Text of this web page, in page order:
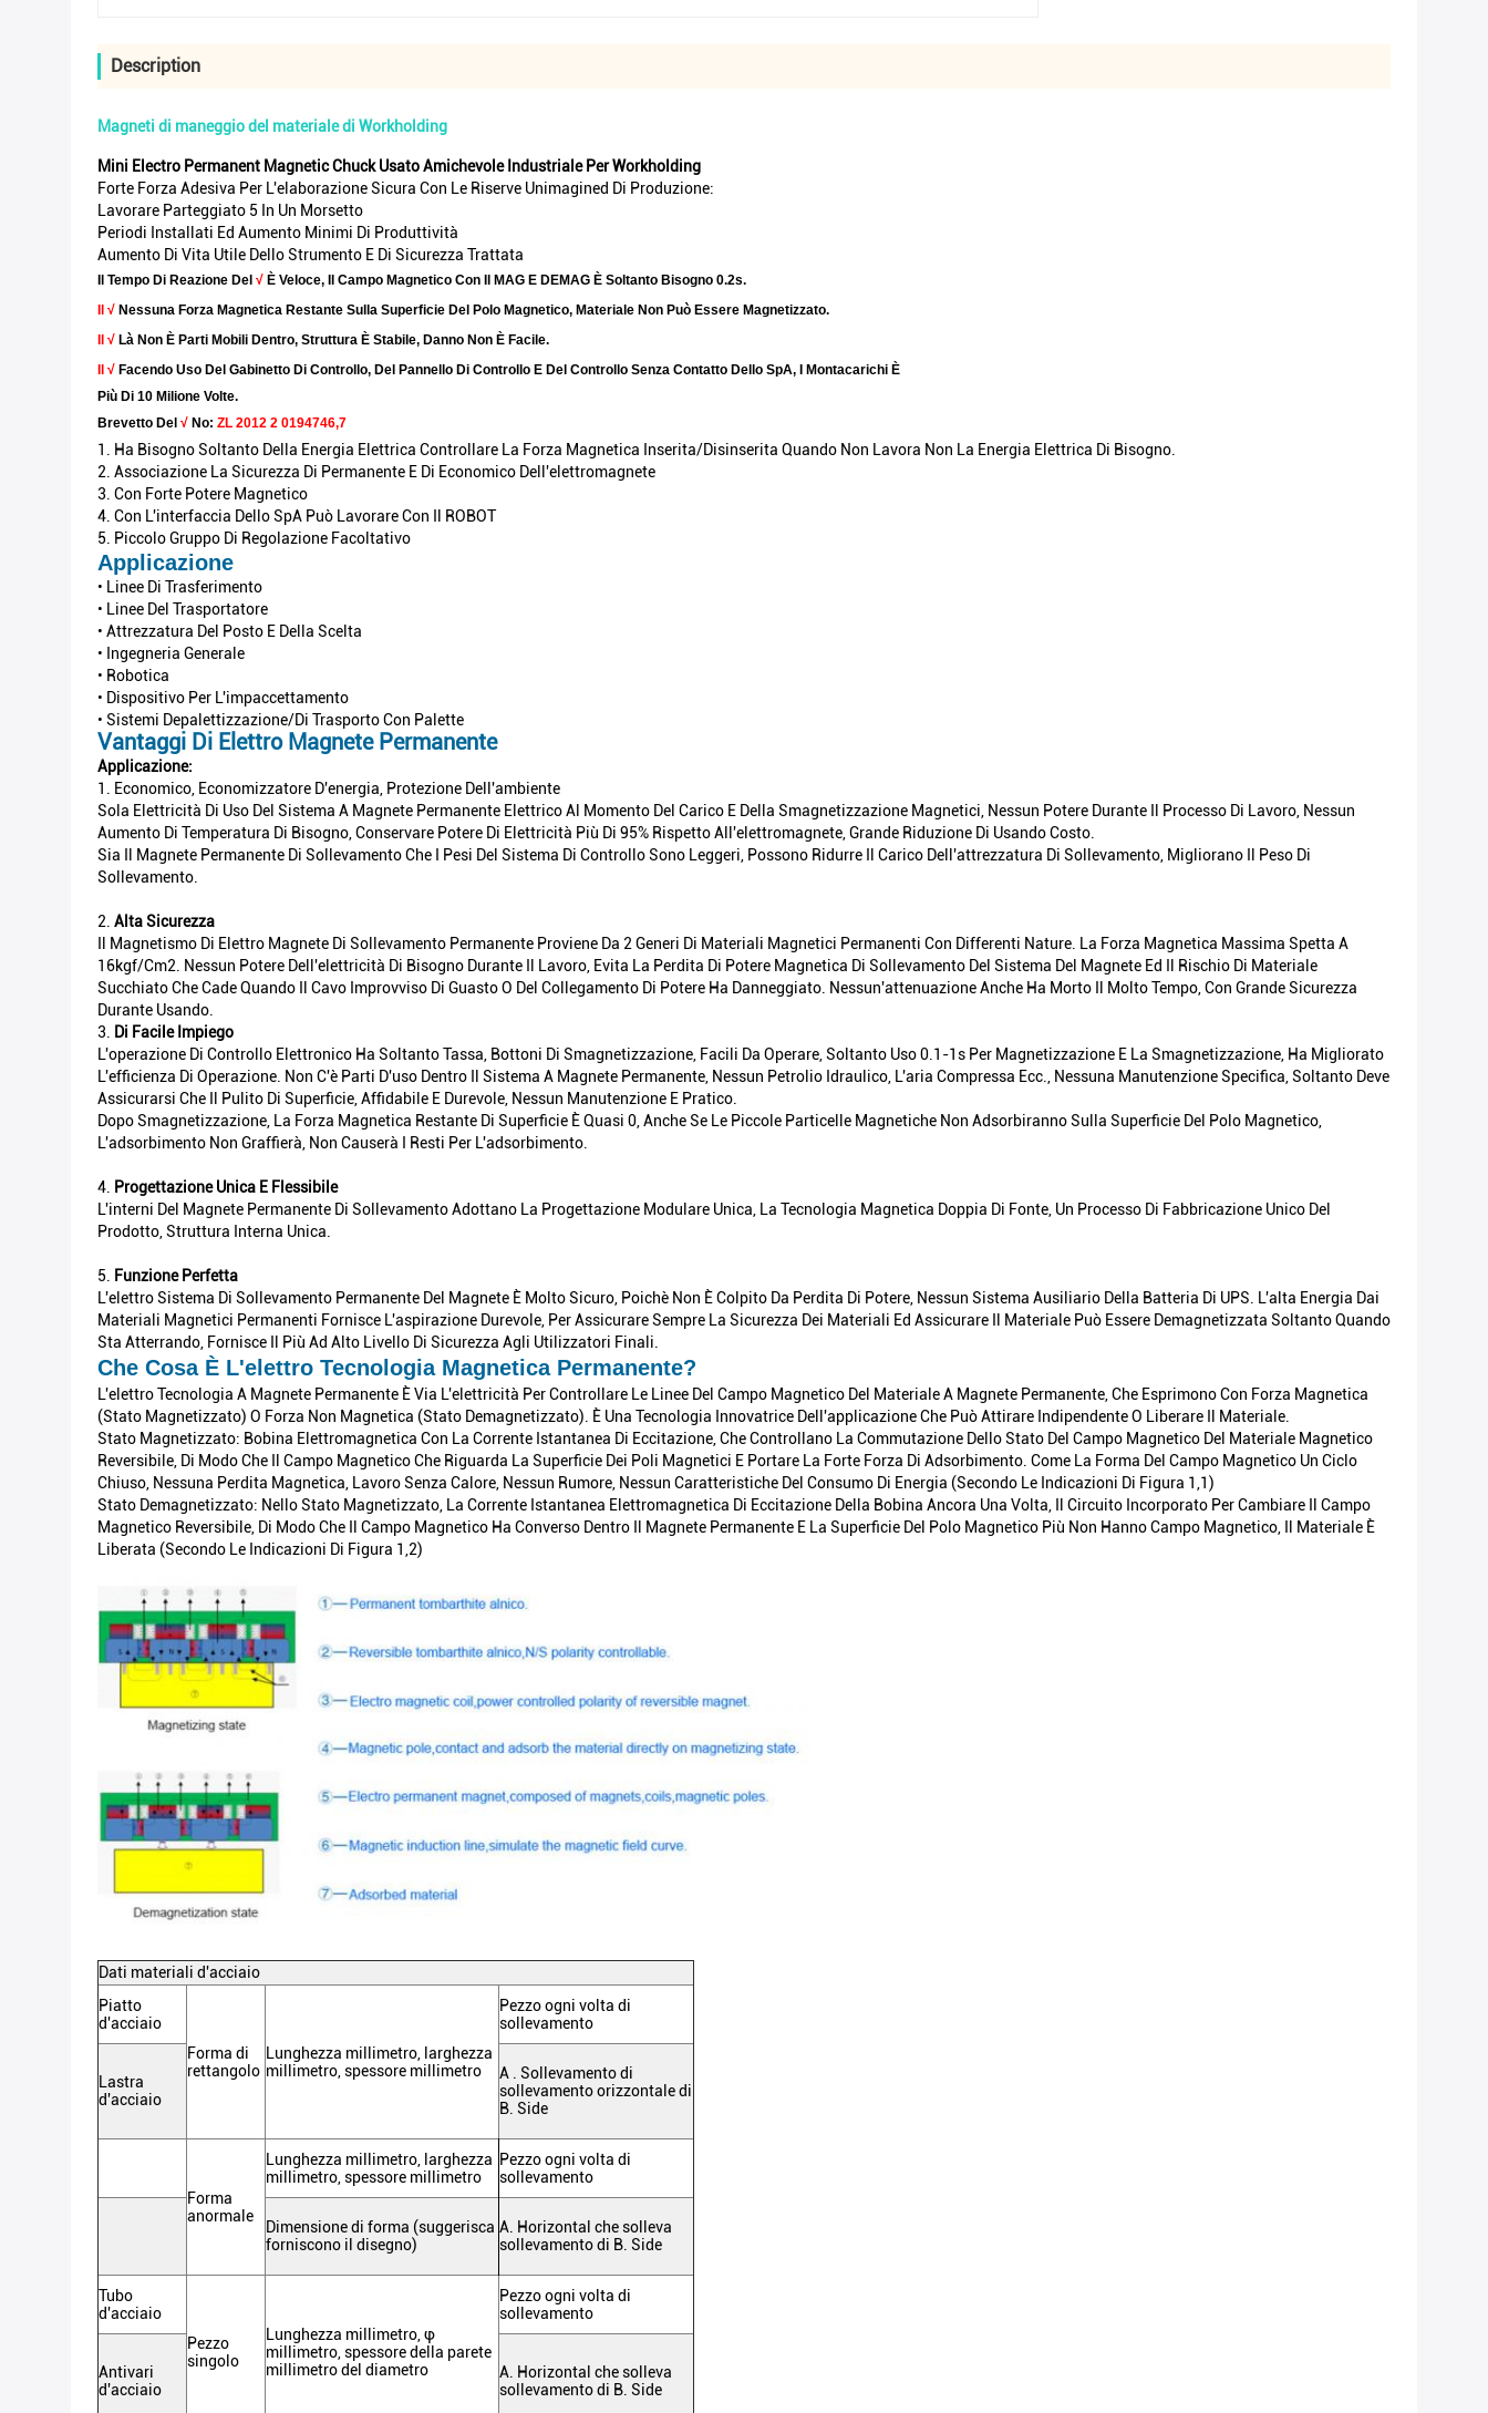
Description
Magneti di maneggio del materiale di Workholding
Mini Electro Permanent Magnetic Chuck Usato Amichevole Industriale Per Workholding
Forte Forza Adesiva Per L'elaborazione Sicura Con Le Riserve Unimagined Di Produzione:
Lavorare Parteggiato 5 In Un Morsetto
Periodi Installati Ed Aumento Minimi Di Produttività
Aumento Di Vita Utile Dello Strumento E Di Sicurezza Trattata
Il Tempo Di Reazione Del √ È Veloce, Il Campo Magnetico Con Il MAG E DEMAG È Soltanto Bisogno 0.2s.
Il √ Nessuna Forza Magnetica Restante Sulla Superficie Del Polo Magnetico, Materiale Non Può Essere Magnetizzato.
Il √ Là Non È Parti Mobili Dentro, Struttura È Stabile, Danno Non È Facile.
Il √ Facendo Uso Del Gabinetto Di Controllo, Del Pannello Di Controllo E Del Controllo Senza Contatto Dello SpA, I Montacarichi È
Più Di 10 Milione Volte.
Brevetto Del √ No: ZL 2012 2 0194746,7
1. Ha Bisogno Soltanto Della Energia Elettrica Controllare La Forza Magnetica Inserita/disinserita Quando Non Lavora Non La Energia Elettrica Di Bisogno.
2. Associazione La Sicurezza Di Permanente E Di Economico Dell'elettromagnete
3. Con Forte Potere Magnetico
4. Con L'interfaccia Dello SpA Può Lavorare Con Il ROBOT
5. Piccolo Gruppo Di Regolazione Facoltativo
Applicazione
• Linee Di Trasferimento
• Linee Del Trasportatore
• Attrezzatura Del Posto E Della Scelta
• Ingegneria Generale
• Robotica
• Dispositivo Per L'impaccettamento
• Sistemi Depalettizzazione/di Trasporto Con Palette
Vantaggi Di Elettro Magnete Permanente
Applicazione:
1. Economico, Economizzatore D'energia, Protezione Dell'ambiente
Sola Elettricità Di Uso Del Sistema A Magnete Permanente Elettrico Al Momento Del Carico E Della Smagnetizzazione Magnetici, Nessun Potere Durante Il Processo Di Lavoro, Nessun
Aumento Di Temperatura Di Bisogno, Conservare Potere Di Elettricità Più Di 95% Rispetto All'elettromagnete, Grande Riduzione Di Usando Costo.
Sia Il Magnete Permanente Di Sollevamento Che I Pesi Del Sistema Di Controllo Sono Leggeri, Possono Ridurre Il Carico Dell'attrezzatura Di Sollevamento, Migliorano Il Peso Di
Sollevamento.
2. Alta Sicurezza
Il Magnetismo Di Elettro Magnete Di Sollevamento Permanente Proviene Da 2 Generi Di Materiali Magnetici Permanenti Con Differenti Nature. La Forza Magnetica Massima Spetta A
16kgf/cm2. Nessun Potere Dell'elettricità Di Bisogno Durante Il Lavoro, Evita La Perdita Di Potere Magnetica Di Sollevamento Del Sistema Del Magnete Ed Il Rischio Di Materiale
Succhiato Che Cade Quando Il Cavo Improvviso Di Guasto O Del Collegamento Di Potere Ha Danneggiato. Nessun'attenuazione Anche Ha Morto Il Molto Tempo, Con Grande Sicurezza
Durante Usando.
3. Di Facile Impiego
L'operazione Di Controllo Elettronico Ha Soltanto Tassa, Bottoni Di Smagnetizzazione, Facili Da Operare, Soltanto Uso 0.1-1s Per Magnetizzazione E La Smagnetizzazione, Ha Migliorato
L'efficienza Di Operazione. Non C'è Parti D'uso Dentro Il Sistema A Magnete Permanente, Nessun Petrolio Idraulico, L'aria Compressa Ecc., Nessuna Manutenzione Specifica, Soltanto Deve
Assicurarsi Che Il Pulito Di Superficie, Affidabile E Durevole, Nessun Manutenzione E Pratico.
Dopo Smagnetizzazione, La Forza Magnetica Restante Di Superficie È Quasi 0, Anche Se Le Piccole Particelle Magnetiche Non Adsorbiranno Sulla Superficie Del Polo Magnetico,
L'adsorbimento Non Graffierà, Non Causerà I Resti Per L'adsorbimento.
4. Progettazione Unica E Flessibile
L'interni Del Magnete Permanente Di Sollevamento Adottano La Progettazione Modulare Unica, La Tecnologia Magnetica Doppia Di Fonte, Un Processo Di Fabbricazione Unico Del
Prodotto, Struttura Interna Unica.
5. Funzione Perfetta
L'elettro Sistema Di Sollevamento Permanente Del Magnete È Molto Sicuro, Poichè Non È Colpito Da Perdita Di Potere, Nessun Sistema Ausiliario Della Batteria Di UPS. L'alta Energia Dai
Materiali Magnetici Permanenti Fornisce L'aspirazione Durevole, Per Assicurare Sempre La Sicurezza Dei Materiali Ed Assicurare Il Materiale Può Essere Demagnetizzata Soltanto Quando
Sta Atterrando, Fornisce Il Più Ad Alto Livello Di Sicurezza Agli Utilizzatori Finali.
Che Cosa È L'elettro Tecnologia Magnetica Permanente?
L'elettro Tecnologia A Magnete Permanente È Via L'elettricità Per Controllare Le Linee Del Campo Magnetico Del Materiale A Magnete Permanente, Che Esprimono Con Forza Magnetica
(stato Magnetizzato) O Forza Non Magnetica (stato Demagnetizzato). È Una Tecnologia Innovatrice Dell'applicazione Che Può Attirare Indipendente O Liberare Il Materiale.
Stato Magnetizzato: Bobina Elettromagnetica Con La Corrente Istantanea Di Eccitazione, Che Controllano La Commutazione Dello Stato Del Campo Magnetico Del Materiale Magnetico
Reversibile, Di Modo Che Il Campo Magnetico Che Riguarda La Superficie Dei Poli Magnetici E Portare La Forte Forza Di Adsorbimento. Come La Forma Del Campo Magnetico Un Ciclo
Chiuso, Nessuna Perdita Magnetica, Lavoro Senza Calore, Nessun Rumore, Nessun Caratteristiche Del Consumo Di Energia (secondo Le Indicazioni Di Figura 1,1)
Stato Demagnetizzato: Nello Stato Magnetizzato, La Corrente Istantanea Elettromagnetica Di Eccitazione Della Bobina Ancora Una Volta, Il Circuito Incorporato Per Cambiare Il Campo
Magnetico Reversibile, Di Modo Che Il Campo Magnetico Ha Converso Dentro Il Magnete Permanente E La Superficie Del Polo Magnetico Più Non Hanno Campo Magnetico, Il Materiale È
Liberata (secondo Le Indicazioni Di Figura 1,2)
Dati materiali d'acciaio
Piatto
d'acciaio
Forma di
rettangolo
Lunghezza millimetro, larghezza
millimetro, spessore millimetro
Pezzo ogni volta di
sollevamento
Lastra
d'acciaio
A . Sollevamento di
sollevamento orizzontale di
B. Side
Forma
anormale
Lunghezza millimetro, larghezza
millimetro, spessore millimetro
Pezzoogni volta di
sollevamento
Dimensione di forma (suggerisca
forniscono il disegno)
A. Horizontal che solleva
sollevamento di B. Side
Tubo
d'acciaio
Pezzo
singolo
Lunghezza millimetro, φ
millimetro , spessore della parete
millimetro del diametro
Pezzoogni volta di
sollevamento
Antivari
d'acciaio
A. Horizontal che solleva
sollevamento di B. Side